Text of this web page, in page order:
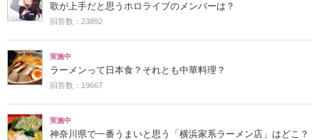
歌が上手だと思うホロライブのメンバーは？
回答数：23892
実施中
ラーメンって日本食？それとも中華料理？
回答数：19667
実施中
神奈川県で一番うまいと思う「横浜家系ラーメン店」はどこ？